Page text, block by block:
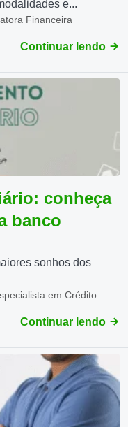
e...
Financeira
Continuar lendo
conheça
banco
sonhos dos
em Crédito
Continuar lendo